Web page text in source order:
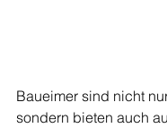
Baueimer sind nicht
sondern bieten auch